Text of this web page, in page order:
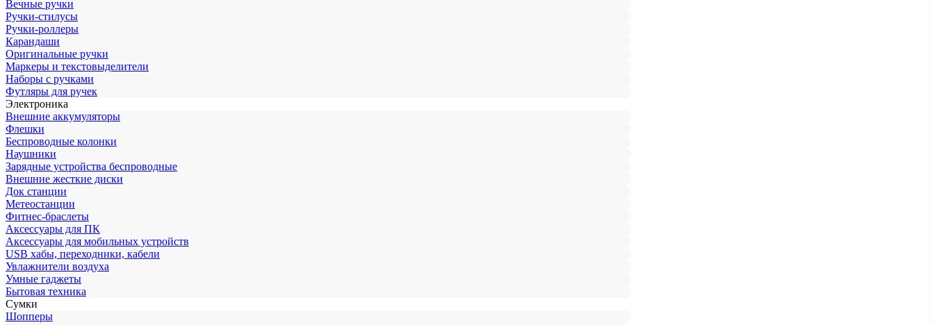
Вечные ручки
Ручки-стилусы
Ручки-роллеры
Карандаши
Оригинальные ручки
Маркеры и текстовыделители
Наборы с ручками
Футляры для ручек
Электроника
Внешние аккумуляторы
Флешки
Беспроводные колонки
Наушники
Зарядные устройства беспроводные
Внешние жесткие диски
Док станции
Метеостанции
Фитнес-браслеты
Аксессуары для ПК
Аксессуары для мобильных устройств
USB хабы, переходники, кабели
Увлажнители воздуха
Умные гаджеты
Бытовая техника
Сумки
Шопперы